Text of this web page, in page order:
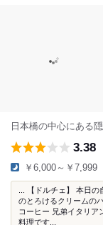
日本橋の中心にある
3.38
￥6,000～￥7,999
...⁡ 【ドルチェ】 本日
のとろけるクリームの
コーヒー 兄弟イタリア
料理です...